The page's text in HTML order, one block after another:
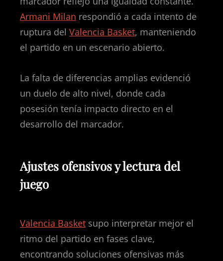
Armani Milan respondió a cada intento de
ruptura del Valencia Basket, manteniendo
el partido en un escenario abierto.
La falta de diferencias amplias evidenció
un duelo de alto nivel, donde cada
posesión tenía impacto directo en el
desarrollo del marcador.
Ajustes ofensivos y lectura del
juego
Valencia Basket supo interpretar mejor el
ritmo del partido en fases clave,
encontrando soluciones ofensivas más